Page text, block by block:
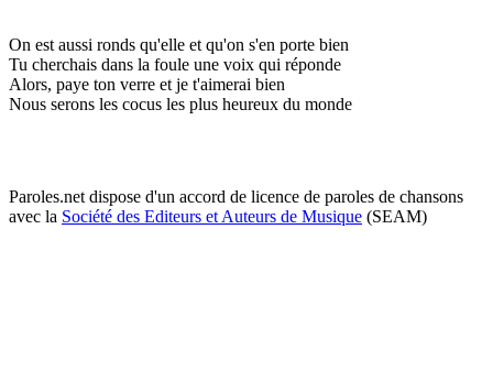
On est aussi ronds qu'elle et qu'on s'en porte bien
Tu cherchais dans la foule une voix qui réponde
Alors, paye ton verre et je t'aimerai bien
Nous serons les cocus les plus heureux du monde
Paroles.net dispose d'un accord de licence de paroles de chansons
avec la Société des Editeurs et Auteurs de Musique (SEAM)